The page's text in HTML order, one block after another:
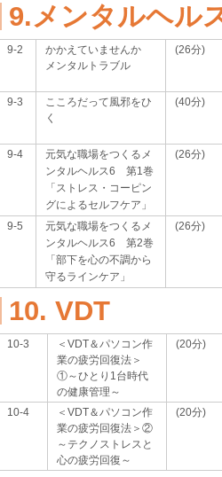
9.メンタルヘル
9-2
かかえていませんか
メンタルトラブル
(26分)
9-3
こころだって風邪をひ
く
(40分)
9-4
元気な職場をつくるメ
ンタルヘルス6 第1巻
「ストレス・コーピン
グによるセルフケア」
(26分)
9-5
元気な職場をつくるメ
ンタルヘルス6 第2巻
「部下を心の不調から
守るラインケア」
(26分)
10. VDT
10-3
＜VDT＆パソコン作
業の疲労回復法＞
①～ひとり1台時代
の健康管理～
(20分)
10-4
＜VDT＆パソコン作
業の疲労回復法＞②
～テクノストレスと
心の疲労回復～
(20分)